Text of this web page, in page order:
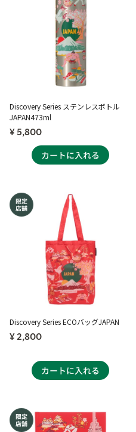
Discovery Series ステンレスボトル
JAPAN473ml
¥ 5,800
Discovery Series ECOバッグJAPAN
¥ 2,800